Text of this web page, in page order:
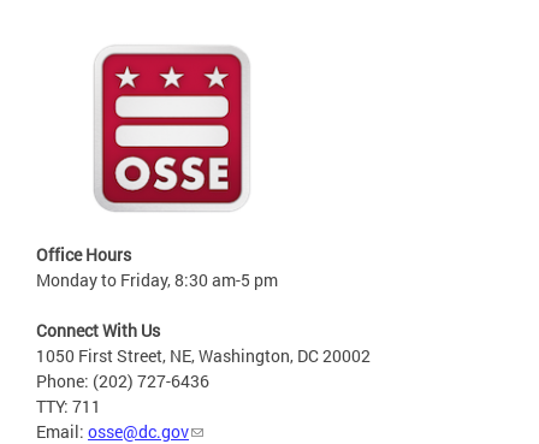
Office Hours
Monday to Friday, 8:30 am-5 pm
Connect With Us
1050 First Street, NE, Washington, DC 20002
Phone: (202) 727-6436
TTY: 711
Email: osse@dc.gov